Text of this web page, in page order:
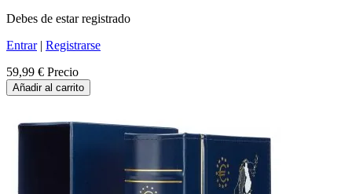
Debes de estar registrado
Entrar| Registrarse
59,99 € Precio
Añadir al carrito